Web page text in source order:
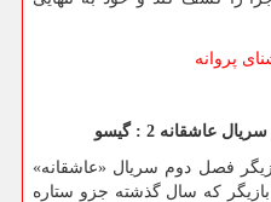
پروانه
عاشقانه 2 : گیسو
فصل دوم سریال «عاشقانه»
که سال گذشته جزو ستاره